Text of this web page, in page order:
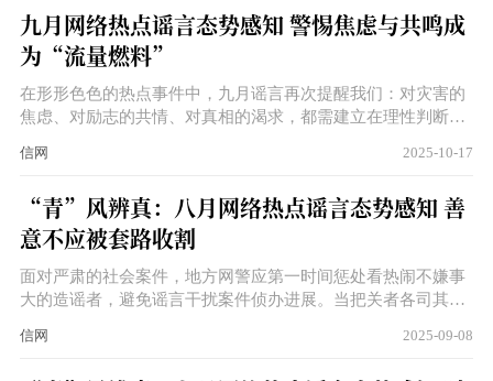
九月网络热点谣言态势感知 警惕焦虑与共鸣成
为“流量燃料”
在形形色色的热点事件中，九月谣言再次提醒我们：对灾害的
焦虑、对励志的共情、对真相的渴求，都需建立在理性判断的
信息时冷静的判断。让防灾信息回归准确，让奋斗者的故事回
澄清事实、还原真相的清朗空间。
信网 2025-10-17
“青”风辨真：八月网络热点谣言态势感知 善
意不应被套路收割
面对严肃的社会案件，地方网警应第一时间惩处看热闹不嫌事
大的造谣者，避免谣言干扰案件侦办进展。当把关者各司其
信网 2025-09-08